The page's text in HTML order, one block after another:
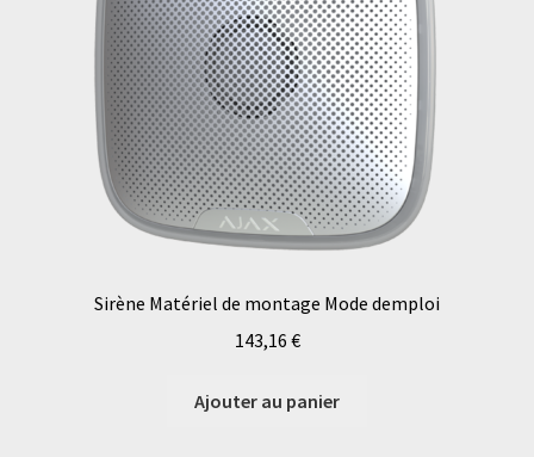
Sirène Matériel de montage Mode demploi
143,16 €
Ajouter au panier